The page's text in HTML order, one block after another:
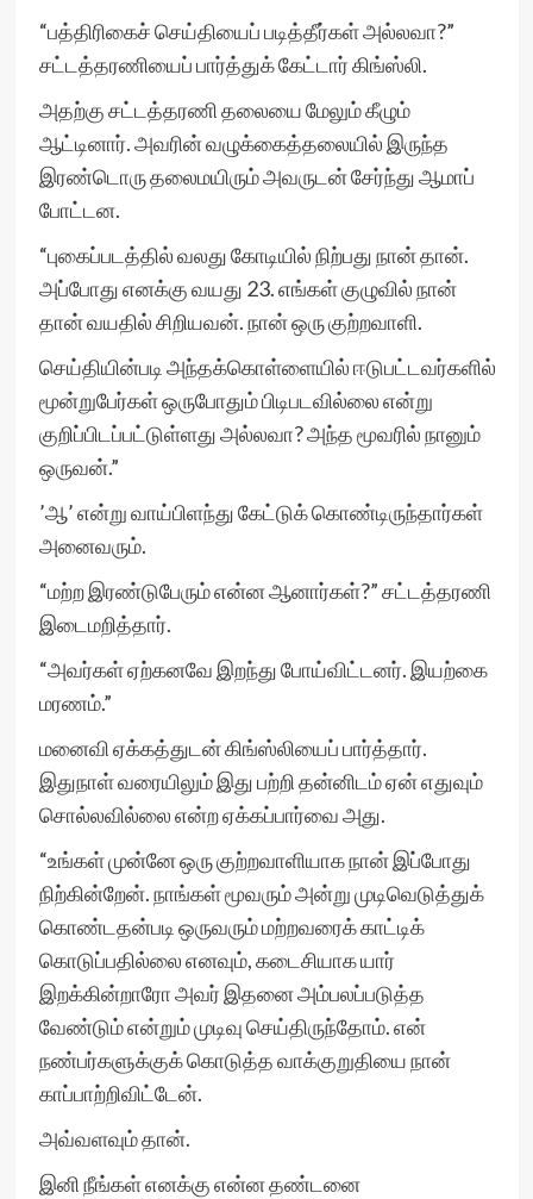
“பத்திரிகைச் செய்தியைப் படித்தீர்கள் அல்லவா?”
சட்டத்தரணியைப் பார்த்துக் கேட்டார் கிங்ஸ்லி.
அதற்கு சட்டத்தரணி தலையை மேலும் கீழும்
ஆட்டினார். அவரின் வழுக்கைத்தலையில் இருந்த
இரண்டொரு தலைமயிரும் அவருடன் சேர்ந்து ஆமாப்
போட்டன.
“புகைப்படத்தில் வலது கோடியில் நிற்பது நான் தான்.
அப்போது எனக்கு வயது 23. எங்கள் குழுவில் நான்
தான் வயதில் சிறியவன். நான் ஒரு குற்றவாளி.
செய்தியின்படி அந்தக்கொள்ளையில் ஈடுபட்டவர்களில்
மூன்றுபேர்கள் ஒருபோதும் பிடிபடவில்லை என்று
குறிப்பிடப்பட்டுள்ளது அல்லவா? அந்த மூவரில் நானும்
ஒருவன்.”
’ஆ’ என்று வாய்பிளந்து கேட்டுக் கொண்டிருந்தார்கள்
அனைவரும்.
“மற்ற இரண்டுபேரும் என்ன ஆனார்கள்?” சட்டத்தரணி
இடைமறித்தார்.
“அவர்கள் ஏற்கனவே இறந்து போய்விட்டனர். இயற்கை
மரணம்.”
மனைவி ஏக்கத்துடன் கிங்ஸ்லியைப் பார்த்தார்.
இதுநாள் வரையிலும் இது பற்றி தன்னிடம் ஏன் எதுவும்
சொல்லவில்லை என்ற ஏக்கப்பார்வை அது.
“உங்கள் முன்னே ஒரு குற்றவாளியாக நான் இப்போது
நிற்கின்றேன். நாங்கள் மூவரும் அன்று முடிவெடுத்துக்
கொண்டதன்படி ஒருவரும் மற்றவரைக் காட்டிக்
கொடுப்பதில்லை எனவும், கடைசியாக யார்
இறக்கின்றாரோ அவர் இதனை அம்பலப்படுத்த
வேண்டும் என்றும் முடிவு செய்திருந்தோம். என்
நண்பர்களுக்குக் கொடுத்த வாக்குறுதியை நான்
காப்பாற்றிவிட்டேன்.
அவ்வளவும் தான்.
இனி நீங்கள் எனக்கு என்ன தண்டனை